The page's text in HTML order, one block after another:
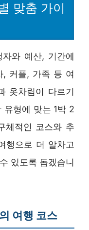
맞춤 가이
와 예산, 기간에
, 커플, 가족 등 여
옷차림이 다르기
유형에 맞는 1박 2
체적인 코스와 추
행으로 더 알차고
있도록 돕겠습니
여행 코스